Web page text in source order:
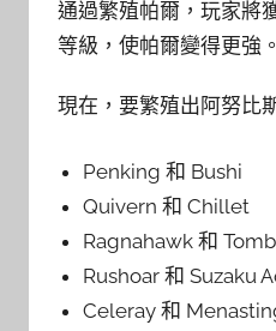
通過繁殖帕爾，玩家將
等級，使帕爾變得更強。
現在，要繁殖出阿努比
Penking 和 Bushi
Quivern 和 Chillet
Ragnahawk 和
Rushoar 和 Suzaku
Celeray 和